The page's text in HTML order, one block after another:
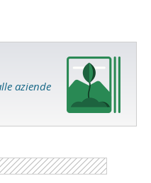
aziende